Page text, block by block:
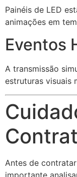
Painéis de LED
animações em
Eventos
A transmissão
estruturas visuais
Antes de
importante